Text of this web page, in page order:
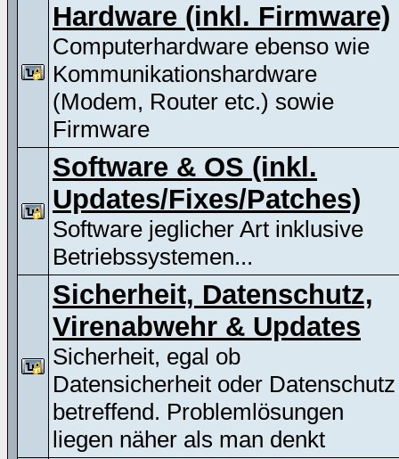
Hardware (inkl. Firmware)
Computerhardware ebenso wie
Kommunikationshardware
(Modem, Router etc.) sowie
Firmware
Software & OS (inkl.
Updates/Fixes/Patches)
Software jeglicher Art inklusive
Betriebssystemen...
Sicherheit, Datenschutz,
Virenabwehr & Updates
Sicherheit, egal ob
Datensicherheit oder Datenschutz
betreffend. Problemlösungen
liegen näher als man denkt